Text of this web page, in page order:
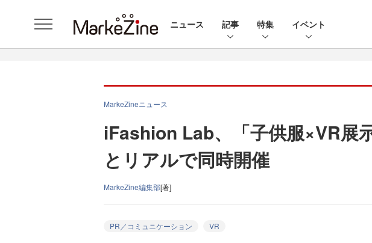
ニュース 記事 特集 イベント
MarkeZineニュース
iFashion Lab、「子供服×VR展
とリアルで同時開催
MarkeZine編集部[著]
PR／コミュニケーション VR